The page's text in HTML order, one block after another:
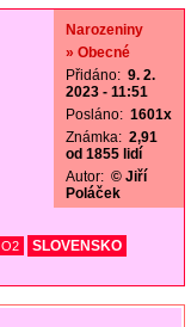
Narozeniny
» Obecné
Přidáno: 9. 2.
2023 - 11:51
Posláno: 1601x
Známka: 2,91
od 1855 lidí
Autor: © Jiří
Poláček
O2
SLOVENSKO